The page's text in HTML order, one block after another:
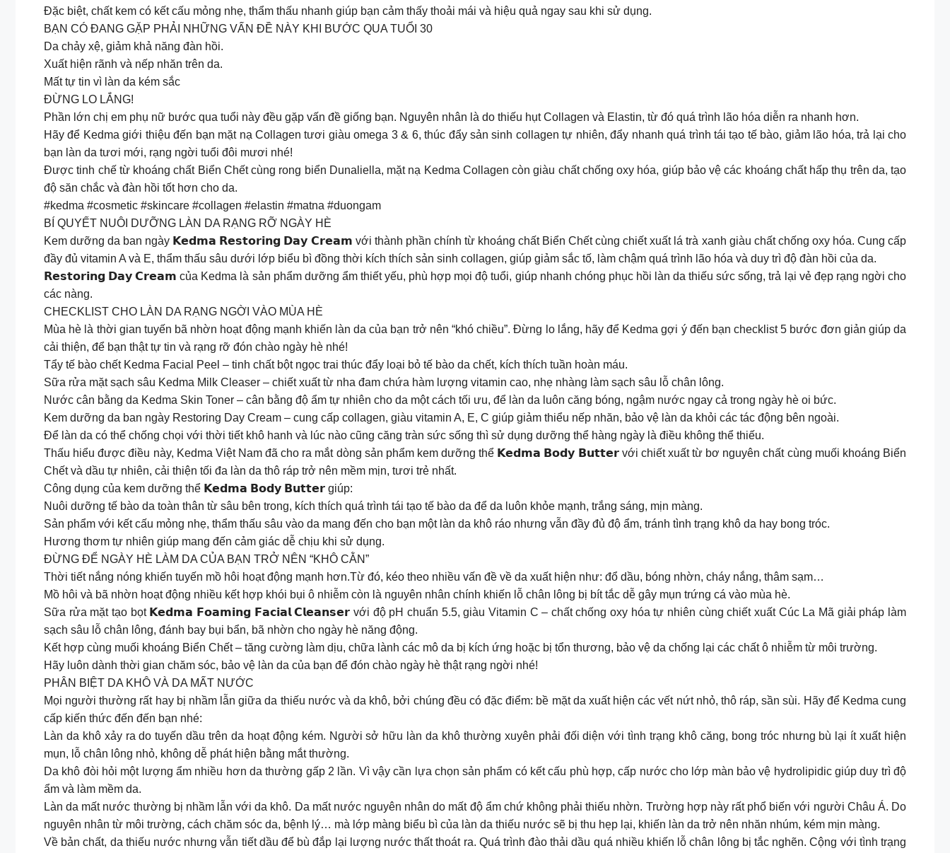
Đặc biệt, chất kem có kết cấu mỏng nhẹ, thẩm thấu nhanh giúp bạn cảm thấy thoải mái và hiệu quả ngay sau khi sử dụng.
BẠN CÓ ĐANG GẶP PHẢI NHỮNG VẤN ĐỀ NÀY KHI BƯỚC QUA TUỔI 30
Da chảy xệ, giảm khả năng đàn hồi.
Xuất hiện rãnh và nếp nhăn trên da.
Mất tự tin vì làn da kém sắc
ĐỪNG LO LẮNG!
Phần lớn chị em phụ nữ bước qua tuổi này đều gặp vấn đề giống bạn. Nguyên nhân là do thiếu hụt Collagen và Elastin, từ đó quá trình lão hóa diễn ra nhanh hơn.
Hãy để Kedma giới thiệu đến bạn mặt nạ Collagen tươi giàu omega 3 & 6, thúc đẩy sản sinh collagen tự nhiên, đẩy nhanh quá trình tái tạo tế bào, giảm lão hóa, trả lại cho
bạn làn da tươi mới, rạng ngời tuổi đôi mươi nhé!
Được tinh chế từ khoáng chất Biển Chết cùng rong biển Dunaliella, mặt nạ Kedma Collagen còn giàu chất chống oxy hóa, giúp bảo vệ các khoáng chất hấp thụ trên da, tạo
độ săn chắc và đàn hồi tốt hơn cho da.
#kedma #cosmetic #skincare #collagen #elastin #matna #duongam
BÍ QUYẾT NUÔI DƯỠNG LÀN DA RẠNG RỠ NGÀY HÈ
Kem dưỡng da ban ngày 𝗞𝗲𝗱𝗺𝗮 𝗥𝗲𝘀𝘁𝗼𝗿𝗶𝗻𝗴 𝗗𝗮𝘆 𝗖𝗿𝗲𝗮𝗺 với thành phần chính từ khoáng chất Biển Chết cùng chiết xuất lá trà xanh giàu chất chống oxy hóa. Cung cấp
đầy đủ vitamin A và E, thẩm thấu sâu dưới lớp biểu bì đồng thời kích thích sản sinh collagen, giúp giảm sắc tố, làm chậm quá trình lão hóa và duy trì độ đàn hồi của da.
𝗥𝗲𝘀𝘁𝗼𝗿𝗶𝗻𝗴 𝗗𝗮𝘆 𝗖𝗿𝗲𝗮𝗺 của Kedma là sản phẩm dưỡng ẩm thiết yếu, phù hợp mọi độ tuổi, giúp nhanh chóng phục hồi làn da thiếu sức sống, trả lại vẻ đẹp rạng ngời cho
các nàng.
CHECKLIST CHO LÀN DA RẠNG NGỜI VÀO MÙA HÈ
Mùa hè là thời gian tuyến bã nhờn hoạt động mạnh khiến làn da của bạn trở nên “khó chiều”. Đừng lo lắng, hãy để Kedma gợi ý đến bạn checklist 5 bước đơn giản giúp da
cải thiện, để bạn thật tự tin và rạng rỡ đón chào ngày hè nhé!
Tẩy tế bào chết Kedma Facial Peel – tinh chất bột ngọc trai thúc đẩy loại bỏ tế bào da chết, kích thích tuần hoàn máu.
Sữa rửa mặt sạch sâu Kedma Milk Cleaser – chiết xuất từ nha đam chứa hàm lượng vitamin cao, nhẹ nhàng làm sạch sâu lỗ chân lông.
Nước cân bằng da Kedma Skin Toner – cân bằng độ ẩm tự nhiên cho da một cách tối ưu, để làn da luôn căng bóng, ngậm nước ngay cả trong ngày hè oi bức.
Kem dưỡng da ban ngày Restoring Day Cream – cung cấp collagen, giàu vitamin A, E, C giúp giảm thiểu nếp nhăn, bảo vệ làn da khỏi các tác động bên ngoài.
Để làn da có thể chống chọi với thời tiết khô hanh và lúc nào cũng căng tràn sức sống thì sử dụng dưỡng thể hàng ngày là điều không thể thiếu.
Thấu hiểu được điều này, Kedma Việt Nam đã cho ra mắt dòng sản phẩm kem dưỡng thể 𝗞𝗲𝗱𝗺𝗮 𝗕𝗼𝗱𝘆 𝗕𝘂𝘁𝘁𝗲𝗿 với chiết xuất từ bơ nguyên chất cùng muối khoáng Biển
Chết và dầu tự nhiên, cải thiện tối đa làn da thô ráp trở nên mềm mịn, tươi trẻ nhất.
Công dụng của kem dưỡng thể 𝗞𝗲𝗱𝗺𝗮 𝗕𝗼𝗱𝘆 𝗕𝘂𝘁𝘁𝗲𝗿 giúp:
Nuôi dưỡng tế bào da toàn thân từ sâu bên trong, kích thích quá trình tái tạo tế bào da để da luôn khỏe mạnh, trắng sáng, mịn màng.
Sản phẩm với kết cấu mỏng nhẹ, thẩm thấu sâu vào da mang đến cho bạn một làn da khô ráo nhưng vẫn đầy đủ độ ẩm, tránh tình trạng khô da hay bong tróc.
Hương thơm tự nhiên giúp mang đến cảm giác dễ chịu khi sử dụng.
ĐỪNG ĐỂ NGÀY HÈ LÀM DA CỦA BẠN TRỞ NÊN “KHÔ CẰN”
Thời tiết nắng nóng khiến tuyến mồ hôi hoạt động mạnh hơn.Từ đó, kéo theo nhiều vấn đề về da xuất hiện như: đổ dầu, bóng nhờn, cháy nắng, thâm sạm…
Mồ hôi và bã nhờn hoạt động nhiều kết hợp khói bụi ô nhiễm còn là nguyên nhân chính khiến lỗ chân lông bị bít tắc dễ gây mụn trứng cá vào mùa hè.
Sữa rửa mặt tạo bọt 𝗞𝗲𝗱𝗺𝗮 𝗙𝗼𝗮𝗺𝗶𝗻𝗴 𝗙𝗮𝗰𝗶𝗮𝗹 𝗖𝗹𝗲𝗮𝗻𝘀𝗲𝗿 với độ pH chuẩn 5.5, giàu Vitamin C – chất chống oxy hóa tự nhiên cùng chiết xuất Cúc La Mã giải pháp làm
sạch sâu lỗ chân lông, đánh bay bụi bẩn, bã nhờn cho ngày hè năng động.
Kết hợp cùng muối khoáng Biển Chết – tăng cường làm dịu, chữa lành các mô da bị kích ứng hoặc bị tổn thương, bảo vệ da chống lại các chất ô nhiễm từ môi trường.
Hãy luôn dành thời gian chăm sóc, bảo vệ làn da của bạn để đón chào ngày hè thật rạng ngời nhé!
PHÂN BIỆT DA KHÔ VÀ DA MẤT NƯỚC
Mọi người thường rất hay bị nhầm lẫn giữa da thiếu nước và da khô, bởi chúng đều có đặc điểm: bề mặt da xuất hiện các vết nứt nhỏ, thô ráp, sần sùi. Hãy để Kedma cung
cấp kiến thức đến đến bạn nhé:
Làn da khô xảy ra do tuyến dầu trên da hoạt động kém. Người sở hữu làn da khô thường xuyên phải đối diện với tình trạng khô căng, bong tróc nhưng bù lại ít xuất hiện
mụn, lỗ chân lông nhỏ, không dễ phát hiện bằng mắt thường.
Da khô đòi hỏi một lượng ẩm nhiều hơn da thường gấp 2 lần. Vì vậy cần lựa chọn sản phẩm có kết cấu phù hợp, cấp nước cho lớp màn bảo vệ hydrolipidic giúp duy trì độ
ẩm và làm mềm da.
Làn da mất nước thường bị nhầm lẫn với da khô. Da mất nước nguyên nhân do mất độ ẩm chứ không phải thiếu nhờn. Trường hợp này rất phổ biến với người Châu Á. Do
nguyên nhân từ môi trường, cách chăm sóc da, bệnh lý… mà lớp màng biểu bì của làn da thiếu nước sẽ bị thu hẹp lại, khiến làn da trở nên nhăn nhúm, kém mịn màng.
Về bản chất, da thiếu nước nhưng vẫn tiết dầu để bù đắp lại lượng nước thất thoát ra. Quá trình đào thải dầu quá nhiều khiến lỗ chân lông bị tắc nghẽn. Cộng với tình trạng